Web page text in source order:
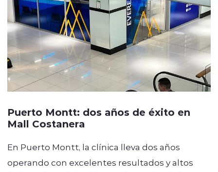
Puerto Montt: dos años de éxito en
Mall Costanera
En Puerto Montt, la clínica lleva dos años
operando con excelentes resultados y altos